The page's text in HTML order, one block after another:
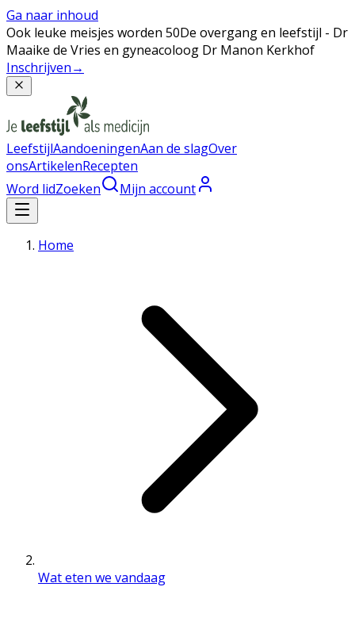
Ga naar inhoud
Ook leuke meisjes worden 50De overgang en leefstijl - Dr
Maaike de Vries en gyneacoloog Dr Manon Kerkhof
Inschrijven→
LeefstijlAandoeningenAan de slagOver
onsArtikelenRecepten
Word lidZoeken Mijn account
Home
Wat eten we vandaag